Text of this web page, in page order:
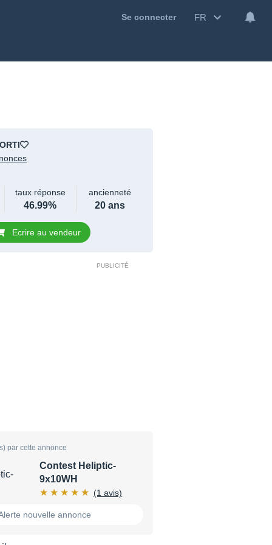
Se connecter FR
taux réponse
46.99%
ancienneté
20 ans
Ecrire au vendeur
par cette annonce
Contest Heliptic-
9x10WH
(1 avis)
nouvelle annonce